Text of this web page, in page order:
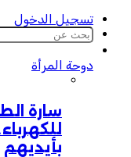
تسجيل الدخول
دوحة المرأة
سارة
بأيديهم